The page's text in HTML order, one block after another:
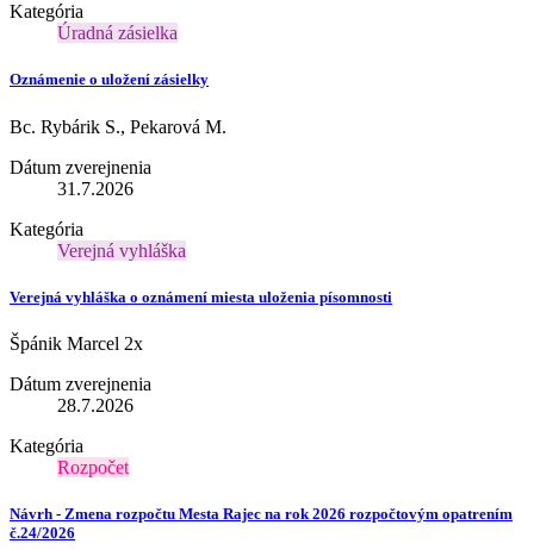
Kategória
Úradná zásielka
Oznámenie o uložení zásielky
Bc. Rybárik S., Pekarová M.
Dátum zverejnenia
31.7.2026
Kategória
Verejná vyhláška
Verejná vyhláška o oznámení miesta uloženia písomnosti
Špánik Marcel 2x
Dátum zverejnenia
28.7.2026
Kategória
Rozpočet
Návrh - Zmena rozpočtu Mesta Rajec na rok 2026 rozpočtovým opatrením
č.24/2026